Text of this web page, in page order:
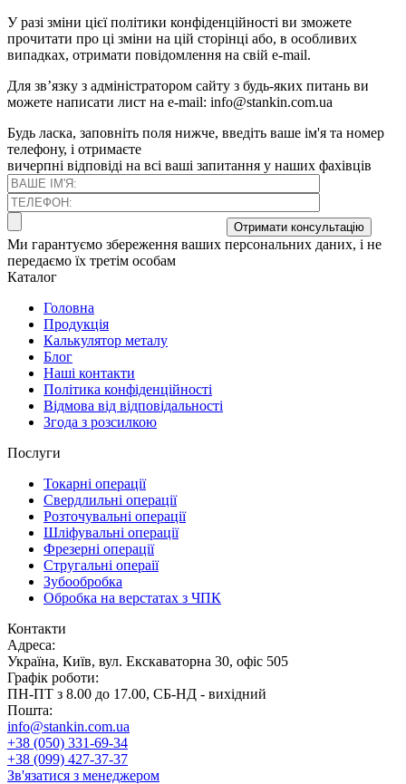
У разі зміни цієї політики конфіденційності ви зможете
прочитати про ці зміни на цій сторінці або, в особливих
випадках, отримати повідомлення на свій e-mail.
Для зв’язку з адміністратором сайту з будь-яких питань ви
можете написати лист на e-mail: info@stankin.com.ua
Будь ласка, заповніть поля нижче, введіть ваше ім'я та номер
телефону, і отримаєте
вичерпні відповіді на всі ваші запитання у наших фахівців
Ми гарантуємо збереження ваших персональних даних, і не
передаємо їх третім особам
Каталог
Головна
Продукція
Калькулятор металу
Блог
Наші контакти
Політика конфіденційності
Відмова від відповідальності
Згода з розсилкою
Послуги
Токарні операції
Свердлильні операції
Розточувальні операції
Шліфувальні операції
Фрезерні операції
Стругальні операії
Зубообробка
Обробка на верстатах з ЧПК
Контакти
Адреса:
Україна, Київ, вул. Екскаваторна 30, офіс 505
Графік роботи:
ПН-ПТ з 8.00 до 17.00, СБ-НД - вихідний
Пошта:
info@stankin.com.ua
+38 (050) 331-69-34
+38 (099) 427-37-37
Зв'язатися з менеджером